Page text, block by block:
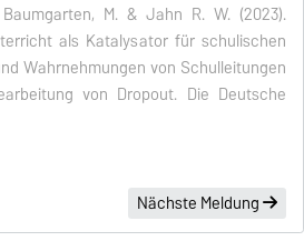
M. & Jahn R. W. (2023).
als Katalysator für schulischen
Wahrnehmungen von Schulleitungen
von Dropout. Die Deutsche
Nächste Meldung